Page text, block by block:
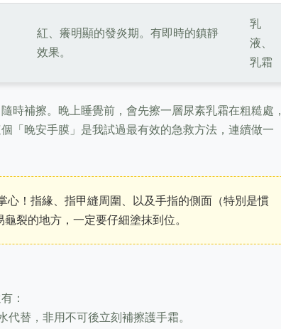
紅、癢明顯的發炎期。有即時的鎮靜
效果。
乳
液、
乳霜
時補擦。晚上睡覺前，會先擦一層尿素乳霜在粗糙處，
「晚安手膜」是我試過最有效的急救方法，連續做一
心！指緣、指甲縫周圍、以及手指的側面（特別是慣
裂的地方，一定要仔細塗抹到位。
：
代替，非用不可後立刻補擦護手霜。